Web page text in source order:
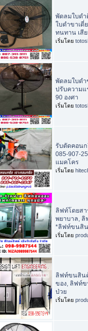
พัดลมใบด
ใบดำขาเดี่
ทนทาน เสีย
เริ่มโดย
พัดลมใบดำ
ปรับความแ
90 องศา
เริ่มโดย
รับตัดคอนก
085-907-
แมคโคร
เริ่มโดย
ลิฟท์โดยสา
พยาบาล,
*ลิฟท์ขนสิ
เริ่มโดย
ลิฟท์ขนสิน
ของ, ลิฟท์
ป่วย
เริ่มโดย